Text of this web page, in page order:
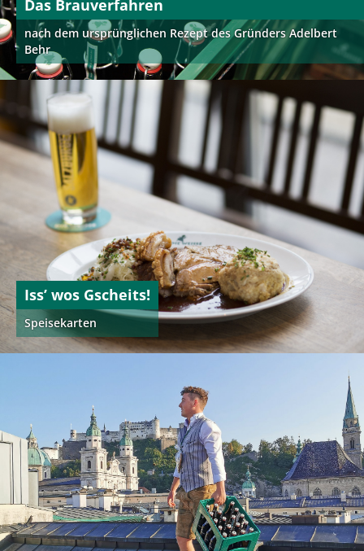
Das Brauverfahren
nach dem ursprünglichen Rezept des Gründers Adelbert
Behr
Iss’ wos Gscheits!
Speisekarten